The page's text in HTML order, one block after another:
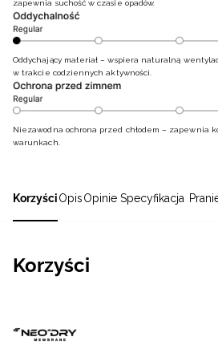
KorzyściOpisOpinie Specyfikacja
Korzyści
zapewnia suchość w czasie opadów.
Oddychający materiał – wspiera naturalną
w trakcie codziennych aktywności.
Niezawodna ochrona przed chłodem – zapewnia
warunkach.